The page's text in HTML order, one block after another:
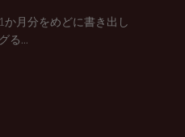
か月分をめどに書き出し
る...